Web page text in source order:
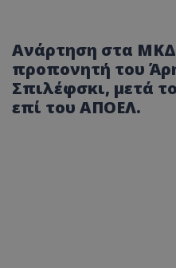
Ανάρτηση στα
προπονητή του
Σπιλέφσκι, μετά
επί του ΑΠΟΕΛ.